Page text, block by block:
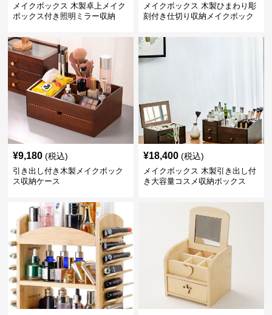
メイクボックス 木製卓上メイク
ボックス付き照明ミラー収納
メイクボックス 木製ひまわり彫
刻付き仕切り収納メイクボック
¥9,180 (税込)
引き出し付き木製メイクボック
ス収納ケース
¥18,400 (税込)
メイクボックス 木製引き出し付
き大容量コスメ収納ボックス